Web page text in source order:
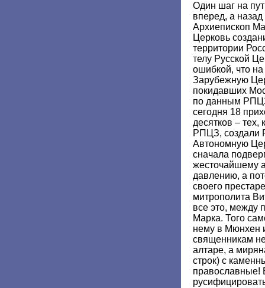
Один шаг на
вперед, а
Архиепископ
Церковь
территории
телу Русской
ошибкой, что на
Зарубежную
покидавших
по данным
сегодня 18
десятков –
РПЦЗ, создали
Автономную
сначала
жесточайшему
давлению, а
своего
митрополита
все это, между
Марка. Того
нему в Мюнхен
священникам
алтаре, а
строк) с
православные!